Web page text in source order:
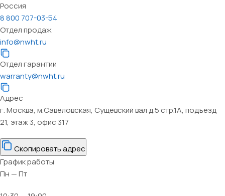
Россия
8 800 707-03-54
Отдел продаж
info@nwht.ru
Отдел гарантии
warranty@nwht.ru
Адрес
г. Москва, м.Савеловская, Сущевский вал д.5 стр.1А, подъезд
21, этаж 3, офис 317
Скопировать адрес
График работы
Пн — Пт